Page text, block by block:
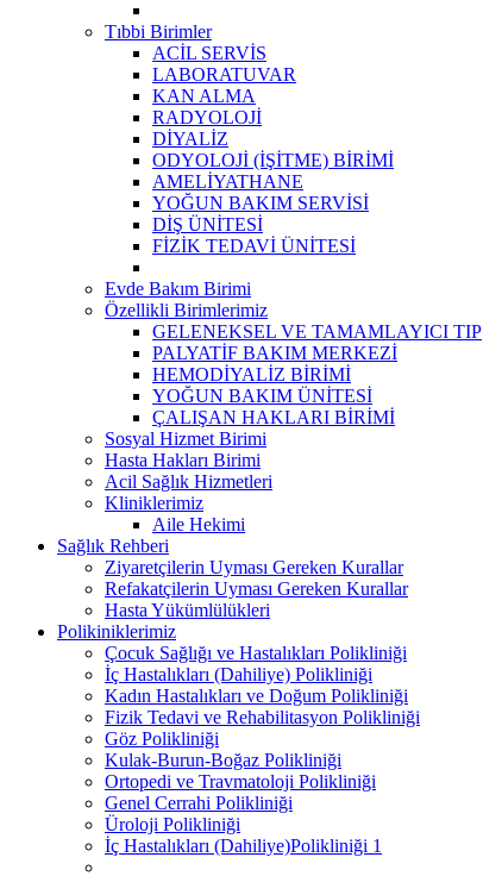
Tıbbi Birimler
ACİL SERVİS
LABORATUVAR
KAN ALMA
RADYOLOJİ
DİYALİZ
ODYOLOJİ (İŞİTME) BİRİMİ
AMELİYATHANE
YOĞUN BAKIM SERVİSİ
DİŞ ÜNİTESİ
FİZİK TEDAVİ ÜNİTESİ
Evde Bakım Birimi
Özellikli Birimlerimiz
GELENEKSEL VE TAMAMLAYICI TIP
PALYATİF BAKIM MERKEZİ
HEMODİYALİZ BİRİMİ
YOĞUN BAKIM ÜNİTESİ
ÇALIŞAN HAKLARI BİRİMİ
Sosyal Hizmet Birimi
Hasta Hakları Birimi
Acil Sağlık Hizmetleri
Kliniklerimiz
Aile Hekimi
Sağlık Rehberi
Ziyaretçilerin Uyması Gereken Kurallar
Refakatçilerin Uyması Gereken Kurallar
Hasta Yükümlülükleri
Polikiniklerimiz
Çocuk Sağlığı ve Hastalıkları Polikliniği
İç Hastalıkları (Dahiliye) Polikliniği
Kadın Hastalıkları ve Doğum Polikliniği
Fizik Tedavi ve Rehabilitasyon Polikliniği
Göz Polikliniği
Kulak-Burun-Boğaz Polikliniği
Ortopedi ve Travmatoloji Polikliniği
Genel Cerrahi Polikliniği
Üroloji Polikliniği
İç Hastalıkları (Dahiliye)Polikliniği 1